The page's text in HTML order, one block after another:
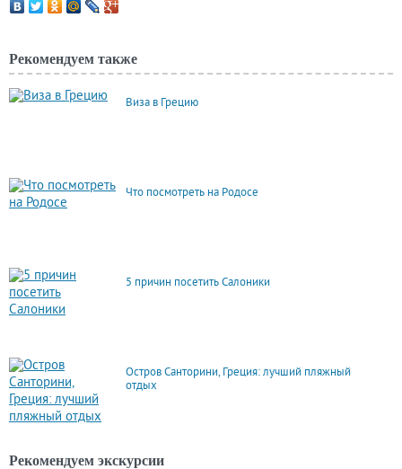
Рекомендуем также
Виза в Грецию
Что посмотреть на Родосе
5 причин посетить Салоники
Остров Санторини, Греция: лучший пляжный
отдых
Рекомендуем экскурсии